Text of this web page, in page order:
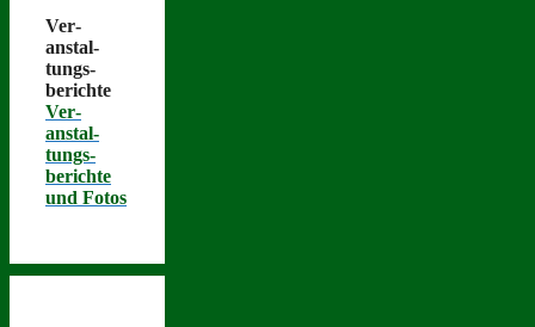
Ver­
anstal­
tungs­
berichte
Ver­
anstal­
tungs­
berichte
und Fotos